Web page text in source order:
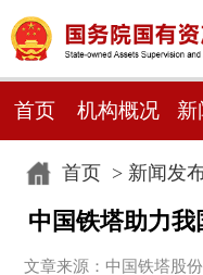
首页 机构概况 新
首页> 新闻发
中国铁塔助力
文章来源：中国铁塔股